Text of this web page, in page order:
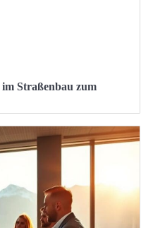
Straßenbau zum